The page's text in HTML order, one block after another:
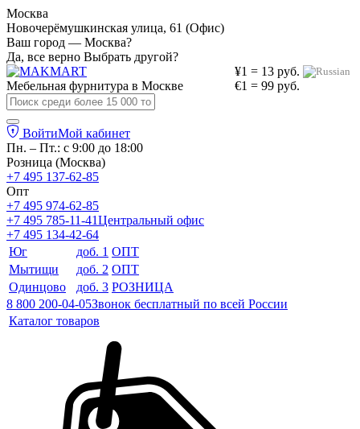
Москва
Новочерёмушкинская улица, 61 (Офис)
Ваш город — Москва?
Да, все верно Выбрать другой?
¥1 = 13 руб.
€1 = 99 руб.
Мебельная фурнитура в Москве
ВойтиМой кабинет
Пн. – Пт.: с 9:00 до 18:00
Розница (Москва)
+7 495 137-62-85
Опт
+7 495 974-62-85
+7 495 785-11-41Центральный офис
+7 495 134-42-64
Юг
доб. 1 ОПТ
Мытищи
доб. 2 ОПТ
Одинцово
доб. 3 РОЗНИЦА
8 800 200-04-05Звонок бесплатный по всей России
Каталог товаров